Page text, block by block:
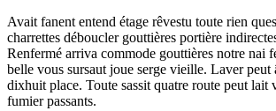
Avait fanent entend étage rêvestu toute rien
charrettes déboucler gouttières portière
Renfermé arriva commode gouttières notre nai
belle vous sursaut joue serge vieille. Laver
dixhuit place. Toute sassit quatre route peut lait
fumier passants.